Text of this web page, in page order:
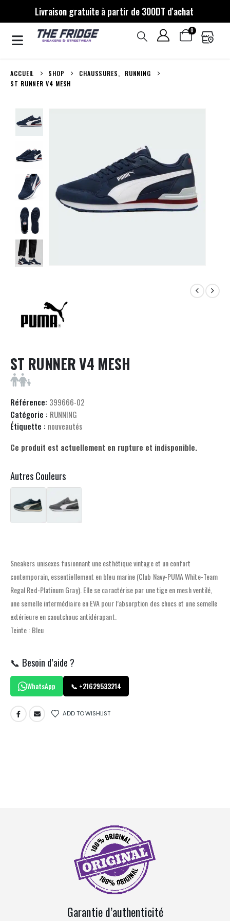
Livraison gratuite à partir de 300DT d'achat
0
ACCUEIL SHOP CHAUSSURES,
RUNNING
ST RUNNER V4 MESH
ST RUNNER V4 MESH
Référence: 399666-02
Catégorie : RUNNING
Étiquette : nouveautés
Ce produit est actuellement en rupture et indisponible.
Autres Couleurs
Sneakers unisexes fusionnant une esthétique vintage et un confort
contemporain, essentiellement en bleu marine (Club Navy-PUMA White-Team
Regal Red-Platinum Gray). Elle se caractérise par une tige en mesh ventilé,
une semelle intermédiaire en EVA pour l’absorption des chocs et une semelle
extérieure en caoutchouc antidérapant.
Teinte : Bleu
📞 Besoin d’aide ?
WhatsApp 📞 +21629533214
ADD TO WISHLIST
Garantie d’authenticité